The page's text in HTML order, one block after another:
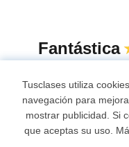
Fantástica
© 2007 -
Tusclases utiliza
navegación para
mostrar publicidad. Si
que aceptas su uso.